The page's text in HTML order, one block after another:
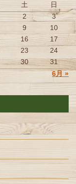
土 日
6月 »
2
3
9
10
16
17
23
24
30 31